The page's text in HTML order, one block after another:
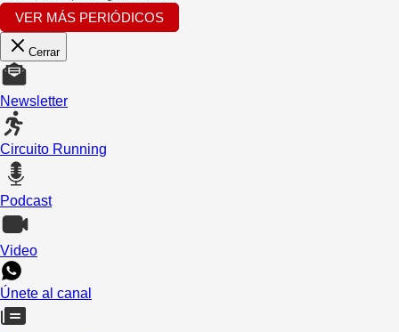
VER MÁS PERIÓDICOS
Cerrar
Newsletter
Circuito Running
Podcast
Video
Únete al canal